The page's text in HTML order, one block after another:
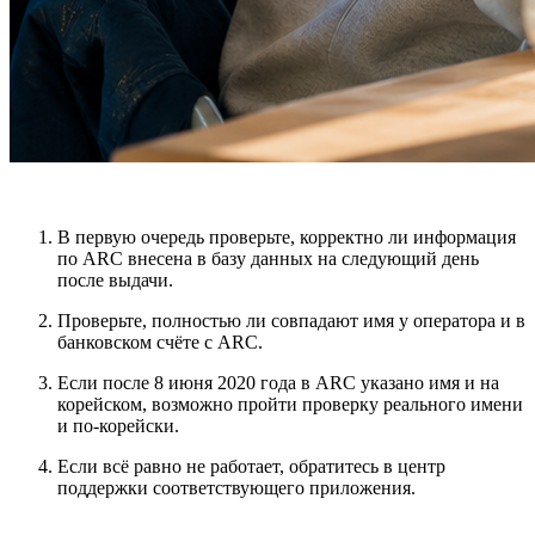
В первую очередь проверьте, корректно ли информация
по ARC внесена в базу данных на следующий день
после выдачи.
Проверьте, полностью ли совпадают имя у оператора и в
банковском счёте с ARC.
Если после 8 июня 2020 года в ARC указано имя и на
корейском, возможно пройти проверку реального имени
и по-корейски.
Если всё равно не работает, обратитесь в центр
поддержки соответствующего приложения.